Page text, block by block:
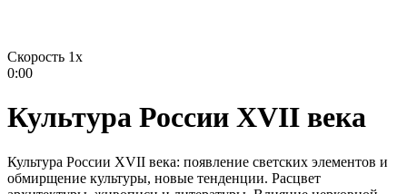
Скорость 1x
0:00
Культура России XVII века
Культура России XVII века: появление светских элементов и
обмирщение культуры, новые тенденции. Расцвет